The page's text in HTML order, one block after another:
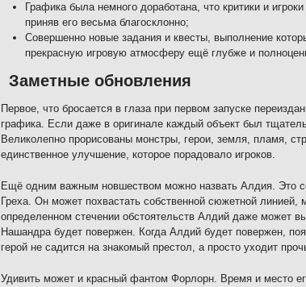
Графика была немного доработана, что критики и
приняв его весьма благосклонно;
Совершенно новые задания и квесты, выполнение
прекрасную игровую атмосферу ещё глубже и
Заметные обновления
Первое, что бросается в глаза при первом запуске
графика. Если даже в оригинале каждый объект был
Великолепно прорисованы монстры, герои, земля, пламя,
единственное улучшение, которое порадовало игроков.
Ещё одним важным новшеством можно назвать Алдия. Это
Греха. Он может похвастать собственной сюжетной
определенном стечении обстоятельств Алдий даже может
Нашандра будет повержен. Когда Алдий будет повержен,
герой не садится на знакомый престол, а просто уходит
Удивить может и красный фантом Форлорн. Время и место